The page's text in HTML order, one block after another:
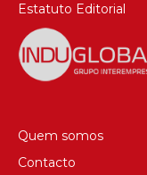
Estatuto Editorial
Quem somos
Contacto